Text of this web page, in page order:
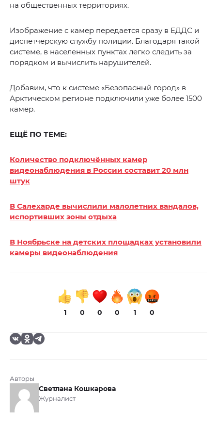
на общественных территориях.
Изображение с камер передается сразу в ЕДДС и
диспетчерскую службу полиции. Благодаря такой
системе, в населенных пунктах легко следить за
порядком и вычислить нарушителей.
Добавим, что к системе «Безопасный город» в
Арктическом регионе подключили уже более 1500
камер.
ЕЩЁ ПО ТЕМЕ:
Количество подключённых камер
видеонаблюдения в России составит 20 млн
штук
В Салехарде вычислили малолетних вандалов,
испортивших зоны отдыха
В Ноябрьске на детских площадках установили
камеры видеонаблюдения
1 0 0 0 1 0
Авторы
Светлана Кошкарова
Журналист